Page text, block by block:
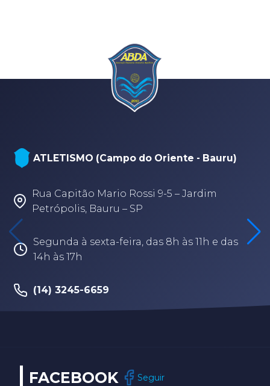
ATLETISMO (Campo do Oriente - Bauru)
Rua Capitão Mario Rossi 9-5 – Jardim
Petrópolis, Bauru – SP
Segunda à sexta-feira, das 8h às 11h e das